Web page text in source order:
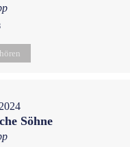
Söhne